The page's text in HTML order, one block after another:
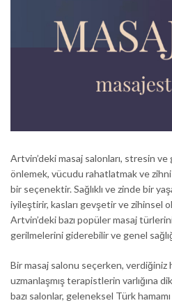
Artvin’deki masaj salonları, stresin
önlemek, vücudu rahatlatmak ve
bir seçenektir. Sağlıklı ve zinde bir
iyileştirir, kasları gevşetir ve zihinsel
Artvin’deki bazı popüler masaj
gerilmelerini giderebilir ve genel
Bir masaj salonu seçerken,
uzmanlaşmış terapistlerin varlığına
bazı salonlar, geleneksel Türk